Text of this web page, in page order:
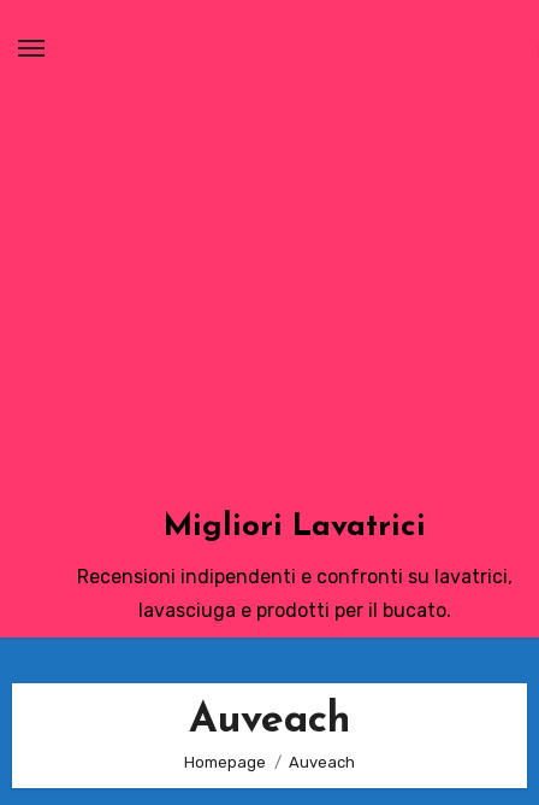
Migliori Lavatrici
Recensioni indipendenti e confronti su lavatrici,
lavasciuga e prodotti per il bucato.
Auveach
Homepage Auveach